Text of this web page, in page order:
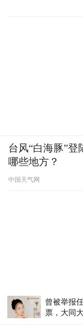
曾被举报
票，大同
去职
台风“白海豚”登
哪些地方？
中国天气网
盗香窃玉：我的